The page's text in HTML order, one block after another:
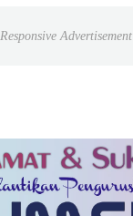
Responsive Advertisement